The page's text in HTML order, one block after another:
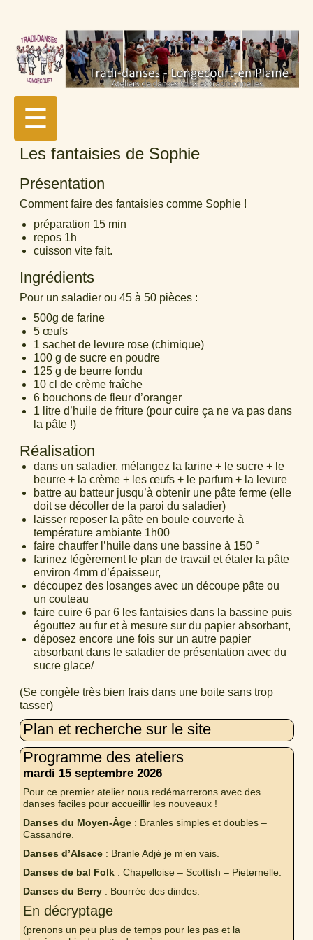
☰
Les fantaisies de Sophie
Présentation
Comment faire des fantaisies comme Sophie !
préparation 15 min
repos 1h
cuisson vite fait.
Ingrédients
Pour un saladier ou 45 à 50 pièces :
500g de farine
5 œufs
1 sachet de levure rose (chimique)
100 g de sucre en poudre
125 g de beurre fondu
10 cl de crème fraîche
6 bouchons de fleur d’oranger
1 litre d’huile de friture (pour cuire ça ne va pas dans
la pâte !)
Réalisation
dans un saladier, mélangez la farine + le sucre + le
beurre + la crème + les œufs + le parfum + la levure
battre au batteur jusqu’à obtenir une pâte ferme (elle
doit se décoller de la paroi du saladier)
laisser reposer la pâte en boule couverte à
température ambiante 1h00
faire chauffer l’huile dans une bassine à 150 °
farinez légèrement le plan de travail et étaler la pâte
environ 4mm d’épaisseur,
découpez des losanges avec un découpe pâte ou
un couteau
faire cuire 6 par 6 les fantaisies dans la bassine puis
égouttez au fur et à mesure sur du papier absorbant,
déposez encore une fois sur un autre papier
absorbant dans le saladier de présentation avec du
sucre glace/
(Se congèle très bien frais dans une boite sans trop
tasser)
Plan et recherche sur le site
Programme des ateliers
mardi 15 septembre 2026
Pour ce premier atelier nous redémarrerons avec des
danses faciles pour accueillir les nouveaux !
Danses du Moyen-Âge: Branles simples et doubles –
Cassandre.
Danses d’Alsace: Branle Adjé je m’en vais.
Danses de bal Folk: Chapelloise – Scottish – Pieternelle.
Danses du Berry: Bourrée des dindes.
En décryptage
(prenons un peu plus de temps pour les pas et la